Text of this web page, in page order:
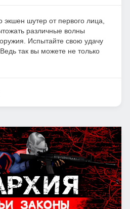
экшен шутер от первого лица,
различные волны
Испытайте свою удачу
так вы можете не только